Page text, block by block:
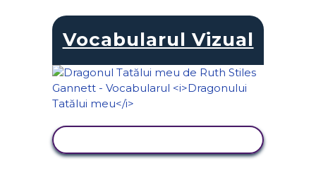
Vocabularul Vizual